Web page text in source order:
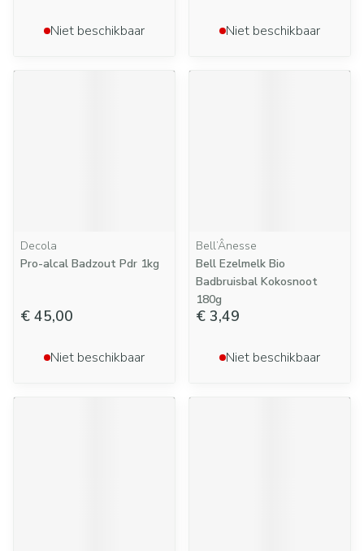
Niet beschikbaar Niet beschikbaar
Decola
Pro-alcal Badzout Pdr 1kg
€ 45,00
Niet beschikbaar
Bell’Ânesse
Bell Ezelmelk Bio
Badbruisbal Kokosnoot
180g
€ 3,49
Niet beschikbaar